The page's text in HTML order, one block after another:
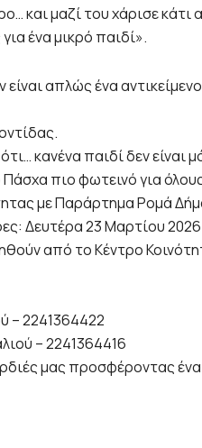
και μαζί του χάρισε κάτι
ένα μικρό παιδί».
απλώς ένα
κανένα παιδί δεν είναι
Πάσχα πιο φωτεινό για
με Παράρτημα Ρομά
Δευτέρα 23 Μαρτίου
από το Κέντρο
– 2241364422
– 2241364416
μας προσφέροντας ένα